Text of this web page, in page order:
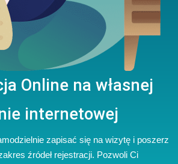
Online na własnej
internetowej
zapisać się na wizytę i poszerz
źródeł rejestracji. Pozwoli Ci